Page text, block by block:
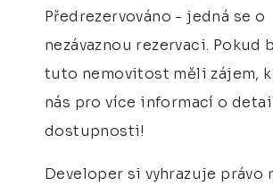
Předrezervováno - jedná se o
nezávaznou rezervaci. Pokud
tuto nemovitost měli zájem,
nás pro více informací o
dostupnosti!
Developer si vyhrazuje právo